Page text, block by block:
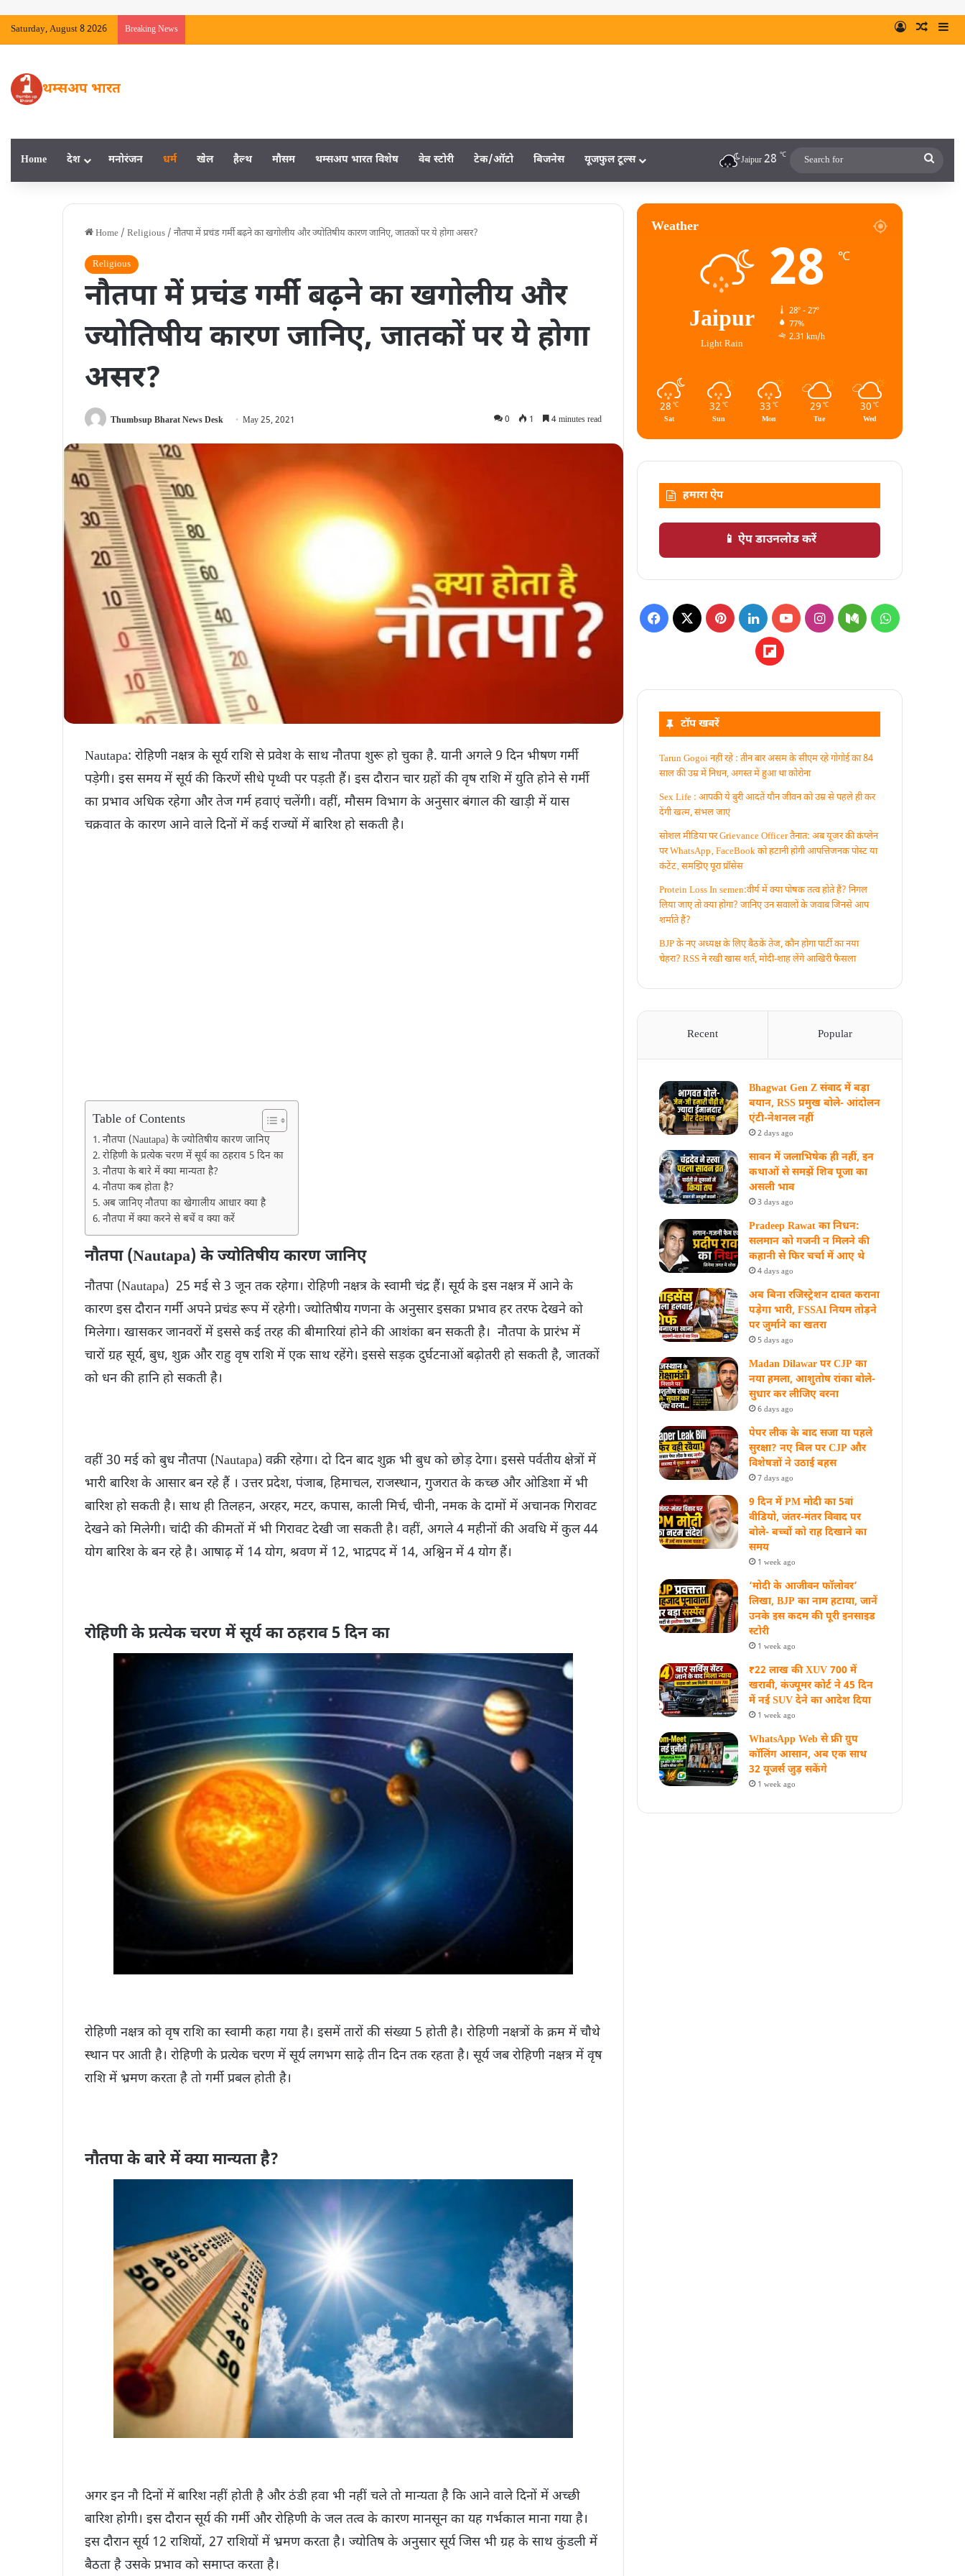
Saturday, August 8 2026 Breaking News
थम्सअप भारत
Home देश मनाेरंजन धर्म खेल हैल्‍थ मौसम थम्‍सअप भारत विशेष वेब स्‍टोरी टेक/ऑटो बिजनेस यूजफुल टूल्‍स Jaipur28 ℃
Home / Religious / नौतपा में प्रचंड गर्मी बढ़ने का खगोलीय और ज्योतिषीय कारण जानिए, जातकों पर ये होगा असर?
Religious
नौतपा में प्रचंड गर्मी बढ़ने का खगोलीय और
ज्योतिषीय कारण जानिए, जातकों पर ये होगा
असर?
Thumbsup Bharat News Desk May 25, 2021 0 1 4 minutes read
Nautapa: रोहिणी नक्षत्र के सूर्य राशि से प्रवेश के साथ नौतपा शुरू हो चुका है. यानी अगले 9 दिन भीषण गर्मी
पड़ेगी। इस समय में सूर्य की किरणें सीधे पृथ्वी पर पड़ती हैं। इस दौरान चार ग्रहों की वृष राशि में युति होने से गर्मी
का प्रभाव अधिक रहेगा और तेज गर्म हवाएं चलेंगी। वहीं, मौसम विभाग के अनुसार बंगाल की खाड़ी में यास
चक्रवात के कारण आने वाले दिनों में कई राज्यों में बारिश हो सकती है।
Table of Contents
नौतपा (Nautapa) के ज्योतिषीय कारण जानिए
रोहिणी के प्रत्येक चरण में सूर्य का ठहराव 5 दिन का
नौतपा के बारे में क्या मान्यता है?
नौतपा कब होता है?
अब जानिए नौतपा का खेगा​लीय आधार क्या है
नौतपा में क्या करने से बचें व क्या करें
नौतपा (Nautapa) के ज्योतिषीय कारण जानिए
नौतपा (Nautapa) 25 मई से 3 जून तक रहेगा। रोहिणी नक्षत्र के स्वामी चंद्र हैं। सूर्य के इस नक्षत्र में आने के
कारण इस दौरान गर्मी अपने प्रचंड रूप में रहेगी। ज्योतिषीय गणना के अनुसार इसका प्रभाव हर तरफ देखने को
मिलेगा। खासकर जानवरों में इससे कई तरह की बीमारियां होने की आशंका बन सकती है। नौतपा के प्रारंभ में
चारों ग्रह सूर्य, बुध, शुक्र और राहु वृष राशि में एक साथ रहेंगे। इससे सड़क दुर्घटनाओं बढ़ोतरी हो सकती है, जातकों
को धन की हानि हो सकती है।
वहीं 30 मई को बुध नौतपा (Nautapa) वक्री रहेगा। दो दिन बाद शुक्र भी बुध को छोड़ देगा। इससे पर्वतीय क्षेत्रों में
भारी बारिश के आसार बन रहे हैं । उत्तर प्रदेश, पंजाब, हिमाचल, राजस्थान, गुजरात के कच्छ और ओडिशा में भी
बारिश हो सकती है। साथ ही तिलहन, अरहर, मटर, कपास, काली मिर्च, चीनी, नमक के दामों में अचानक गिरावट
देखने को मिलेगी। चांदी की कीमतों में भी गिरावट देखी जा सकती है। वहीं, अगले 4 महीनों की अवधि में कुल 44
योग बारिश के बन रहे है। आषाढ़ में 14 योग, श्रवण में 12, भाद्रपद में 14, अश्विन में 4 योग हैं।
रोहिणी के प्रत्येक चरण में सूर्य का ठहराव 5 दिन का
रोहिणी नक्षत्र को वृष राशि का स्वामी कहा गया है। इसमें तारों की संख्या 5 होती है। रोहिणी नक्षत्रों के क्रम में चौथे
स्थान पर आती है। रोहिणी के प्रत्येक चरण में सूर्य लगभग साढ़े तीन दिन तक रहता है। सूर्य जब रोहिणी नक्षत्र में वृष
राशि में भ्रमण करता है तो गर्मी प्रबल होती है।
नौतपा के बारे में क्या मान्यता है?
अगर इन नौ दिनों में बारिश नहीं होती है और ठंडी हवा भी नहीं चले तो मान्यता है कि आने वाले दिनों में अच्छी
बारिश होगी। इस दौरान सूर्य की गर्मी और रोहिणी के जल तत्व के कारण मानसून का यह गर्भकाल माना गया है।
इस दौरान सूर्य 12 राशियों, 27 राशियों में भ्रमण करता है। ज्योतिष के अनुसार सूर्य जिस भी ग्रह के साथ कुंडली में
बैठता है उसके प्रभाव को समाप्त करता है।
Weather
Jaipur
Light Rain
28 ℃
28º - 27º
77%
2.31 km/h
28 ℃
Sat
32 ℃
Sun
33 ℃
Mon
29 ℃
Tue
30 ℃
Wed
हमारा ऐप
📱 ऐप डाउनलोड करें
टॉप खबरें
Tarun Gogoi नहीं रहे : तीन बार असम के सीएम रहे गोगोई का 84
साल की उम्र में निधन, अगस्त में हुआ था कोरोना
Sex Life : आपकी ये बुरी आदतें याैन जीवन को उम्र से पहले ही कर
देंगी खत्म, संभल जाएं
सोशल मीडिया पर Grievance Officer तैनात: अब यूजर की कंप्लेन
पर WhatsApp‚ FaceBook को हटानी होगी आपत्तिजनक पोस्ट या
कंटेंट‚ समझिए पूरा प्रॉसेस
Protein Loss In semen:वीर्य में क्या पोषक तत्व होते हैं? निगल
लिया जाए तो क्या होगा? जानिए उन सवालों के जवाब जिनसे आप
शर्माते हैं?
BJP के नए अध्यक्ष के लिए बैठकें तेज, कौन होगा पार्टी का नया
चेहरा? RSS ने रखी खास शर्त, मोदी-शाह लेंगे आखिरी फैसला
Recent Popular
Bhagwat Gen Z संवाद में बड़ा
बयान, RSS प्रमुख बोले- आंदोलन
एंटी-नेशनल नहीं
2 days ago
सावन में जलाभिषेक ही नहीं, इन
कथाओं से समझें शिव पूजा का
असली भाव
3 days ago
Pradeep Rawat का निधन:
सलमान को गजनी न मिलने की
कहानी से फिर चर्चा में आए थे
4 days ago
अब बिना रजिस्ट्रेशन दावत कराना
पड़ेगा भारी, FSSAI नियम तोड़ने
पर जुर्माने का खतरा
5 days ago
Madan Dilawar पर CJP का
नया हमला, आशुतोष रांका बोले-
सुधार कर लीजिए वरना
6 days ago
पेपर लीक के बाद सजा या पहले
सुरक्षा? नए बिल पर CJP और
विशेषज्ञों ने उठाई बहस
7 days ago
9 दिन में PM मोदी का 5वां
वीडियो, जंतर-मंतर विवाद पर
बोले- बच्चों को राह दिखाने का
समय
1 week ago
‘मोदी के आजीवन फॉलोवर’
लिखा, BJP का नाम हटाया, जानें
उनके इस कदम की पूरी इनसाइड
स्‍टोरी
1 week ago
₹22 लाख की XUV 700 में
खराबी, कंज्यूमर कोर्ट ने 45 दिन
में नई SUV देने का आदेश दिया
1 week ago
WhatsApp Web से फ्री ग्रुप
कॉलिंग आसान, अब एक साथ
32 यूजर्स जुड़ सकेंगे
1 week ago